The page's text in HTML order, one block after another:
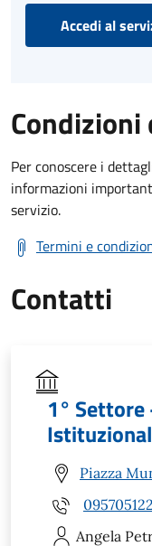
Accedi al
Per conoscere i
informazioni
servizio.
Termini e
Contatti
1°
Piazza
Angela